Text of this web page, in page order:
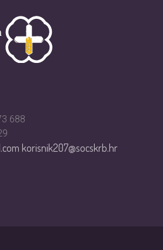
688
korisnik207@socskrb.hr